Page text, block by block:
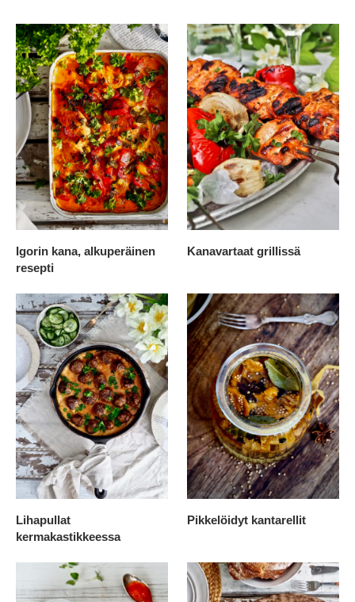
Igorin kana, alkuperäinen
resepti
Kanavartaat grillissä
Lihapullat
kermakastikkeessa
Pikkelöidyt kantarellit